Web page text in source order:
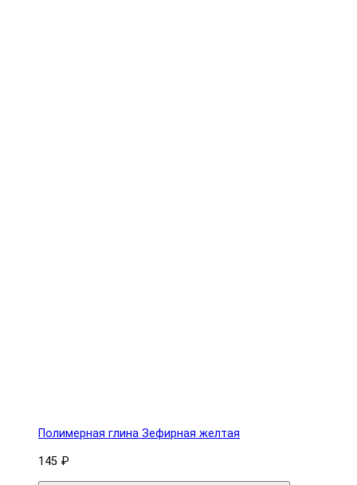
Полимерная глина Зефирная желтая
145 ₽